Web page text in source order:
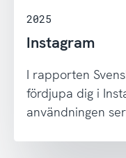
2025
Instagram
I rapporten
fördjupa dig i
användningen